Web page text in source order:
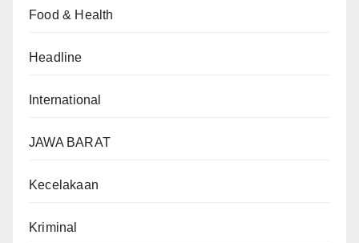
Food & Health
Headline
International
JAWA BARAT
Kecelakaan
Kriminal